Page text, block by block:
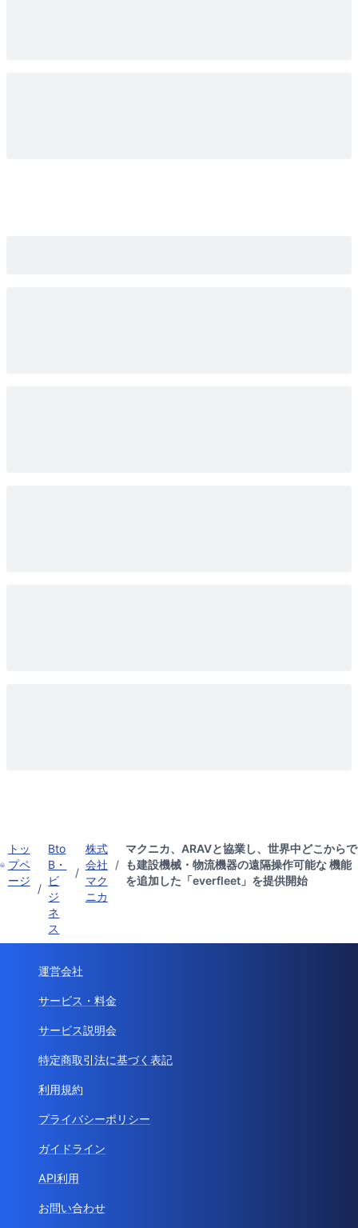
トッ
プペ
ージ
/
Bto
B・
ビ
ジ
ネ
ス
/
株式
会社
マク
ニカ
/
マクニカ、ARAVと協業し、世界中どこからで
も建設機械・物流機器の遠隔操作可能な 機能
を追加した「everfleet」を提供開始
運営会社
サービス・料金
サービス説明会
特定商取引法に基づく表記
利用規約
プライバシーポリシー
ガイドライン
API利用
お問い合わせ